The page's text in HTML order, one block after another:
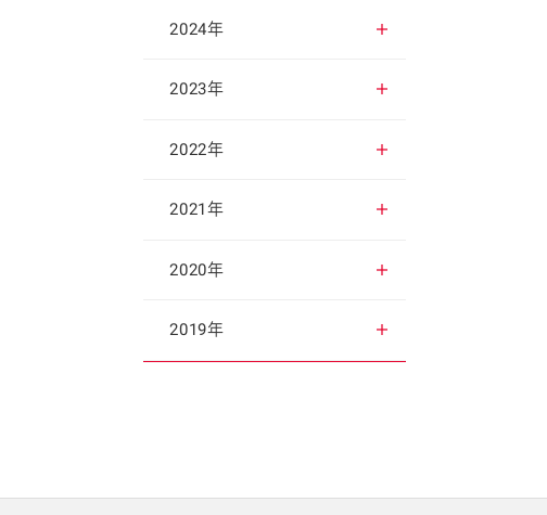
2025年12月
2025年11月
2025年10月
2025年9月
2025年8月
2025年7月
2025年4月
2024年
2024年12月
2024年11月
2024年10月
2024年9月
2024年8月
2024年5月
2023年
2023年12月
2023年11月
2023年10月
2023年9月
2023年6月
2022年
2022年12月
2022年11月
2022年10月
2022年7月
2021年
2021年12月
2021年11月
2020年
2020年12月
2019年